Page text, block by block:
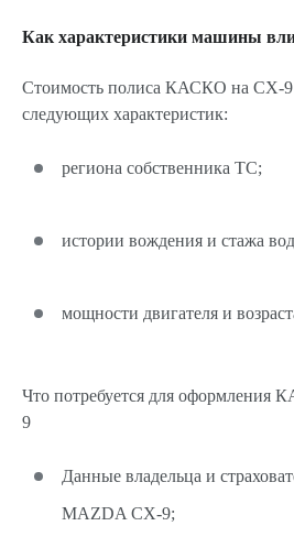
Как характеристики машины
Стоимость полиса КАСКО на CX-9
следующих характеристик:
региона собственника ТС;
истории вождения и стажа
мощности двигателя и
Что потребуется для
9
Данные владельца и
MAZDA CX-9;